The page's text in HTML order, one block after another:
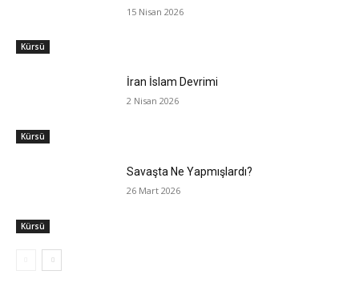
Kürsü
15 Nisan 2026
Kürsü
İran İslam Devrimi
2 Nisan 2026
Kürsü
Savaşta Ne Yapmışlardı?
26 Mart 2026